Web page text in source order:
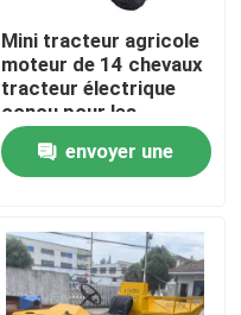
Mini tracteur agricole
moteur de 14 chevaux
tracteur électrique
conçu pour les
plantations de
palmiers à huile avec
système hydraulique
envoyer une